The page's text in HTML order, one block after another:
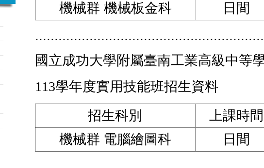
機械群 機械板金科
日間
國立成功大學附屬臺南工業高級中等
113學年度實用技能班招生資料
招生科別
上課時間
機械群 電腦繪圖科
日間